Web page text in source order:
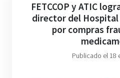
FETCCOP y ATIC
director del Hospital
por compras
Publicado el 18